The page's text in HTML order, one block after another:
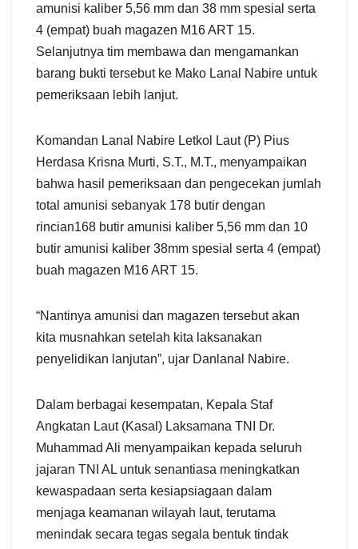
amunisi kaliber 5,56 mm dan 38 mm spesial serta
4 (empat) buah magazen M16 ART 15.
Selanjutnya tim membawa dan mengamankan
barang bukti tersebut ke Mako Lanal Nabire untuk
pemeriksaan lebih lanjut.
Komandan Lanal Nabire Letkol Laut (P) Pius
Herdasa Krisna Murti, S.T., M.T., menyampaikan
bahwa hasil pemeriksaan dan pengecekan jumlah
total amunisi sebanyak 178 butir dengan
rincian168 butir amunisi kaliber 5,56 mm dan 10
butir amunisi kaliber 38mm spesial serta 4 (empat)
buah magazen M16 ART 15.
“Nantinya amunisi dan magazen tersebut akan
kita musnahkan setelah kita laksanakan
penyelidikan lanjutan”, ujar Danlanal Nabire.
Dalam berbagai kesempatan, Kepala Staf
Angkatan Laut (Kasal) Laksamana TNI Dr.
Muhammad Ali menyampaikan kepada seluruh
jajaran TNI AL untuk senantiasa meningkatkan
kewaspadaan serta kesiapsiagaan dalam
menjaga keamanan wilayah laut, terutama
menindak secara tegas segala bentuk tindak